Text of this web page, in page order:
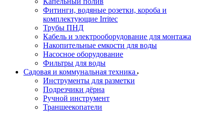
Фитинги, водяные розетки, короба и
комплектующие Irritec
Трубы ПНД
Кабель и электрооборудование для монтажа
Накопительные емкости для воды
Насосное оборудование
Фильтры для воды
Садовая и коммунальная техника
Инструменты для разметки
Подрезчики дёрна
Ручной инструмент
Траншеекопатели